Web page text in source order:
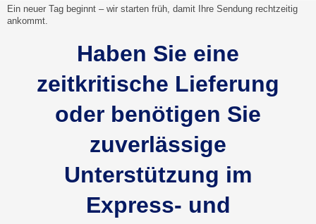
Ein neuer Tag beginnt – wir starten früh, damit Ihre Sendung rechtzeitig
ankommt.
Haben Sie eine
zeitkritische Lieferung
oder benötigen Sie
zuverlässige
Unterstützung im
Express- und